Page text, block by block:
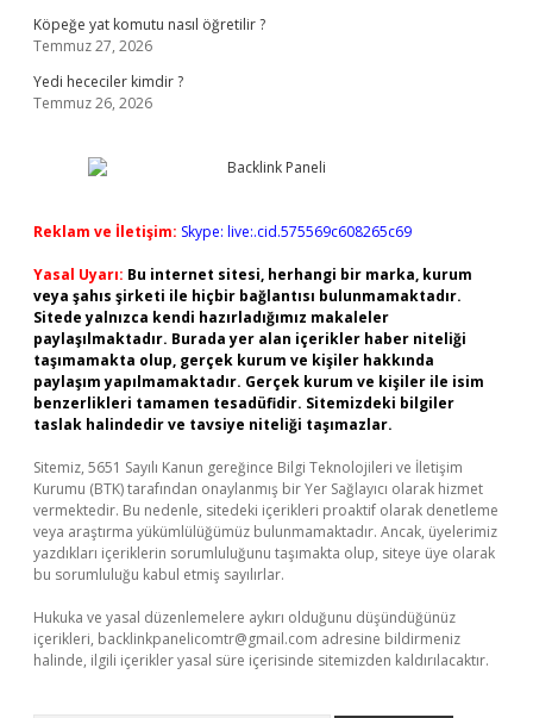
Köpeğe yat komutu nasıl öğretilir ?
Temmuz 27, 2026
Yedi hececiler kimdir ?
Temmuz 26, 2026
Reklam ve İletişim: Skype: live:.cid.575569c608265c69
Yasal Uyarı: Bu internet sitesi, herhangi bir marka, kurum
veya şahıs şirketi ile hiçbir bağlantısı bulunmamaktadır.
Sitede yalnızca kendi hazırladığımız makaleler
paylaşılmaktadır. Burada yer alan içerikler haber niteliği
taşımamakta olup, gerçek kurum ve kişiler hakkında
paylaşım yapılmamaktadır. Gerçek kurum ve kişiler ile isim
benzerlikleri tamamen tesadüfidir. Sitemizdeki bilgiler
taslak halindedir ve tavsiye niteliği taşımazlar.
Sitemiz, 5651 Sayılı Kanun gereğince Bilgi Teknolojileri ve İletişim
Kurumu (BTK) tarafından onaylanmış bir Yer Sağlayıcı olarak hizmet
vermektedir. Bu nedenle, sitedeki içerikleri proaktif olarak denetleme
veya araştırma yükümlülüğümüz bulunmamaktadır. Ancak, üyelerimiz
yazdıkları içeriklerin sorumluluğunu taşımakta olup, siteye üye olarak
bu sorumluluğu kabul etmiş sayılırlar.
Hukuka ve yasal düzenlemelere aykırı olduğunu düşündüğünüz
içerikleri, backlinkpanelicomtr@gmail.com adresine bildirmeniz
halinde, ilgili içerikler yasal süre içerisinde sitemizden kaldırılacaktır.